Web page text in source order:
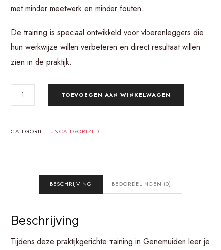
met minder meetwerk en minder fouten.
De training is speciaal ontwikkeld voor vloerenleggers die
hun werkwijze willen verbeteren en direct resultaat willen
zien in de praktijk.
TOEVOEGEN AAN WINKELWAGEN
CATEGORIE: UNCATEGORIZED
BESCHRIJVING BEOORDELINGEN (0)
Beschrijving
Tijdens deze praktijkgerichte training in Genemuiden leer je